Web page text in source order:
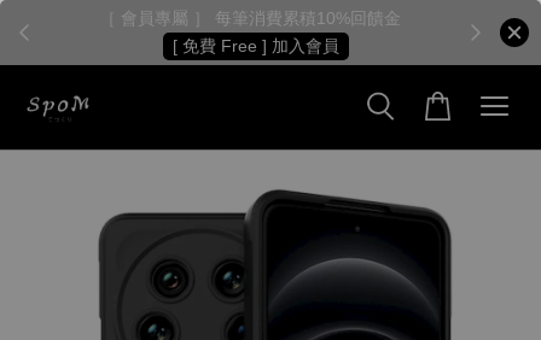
［ 會員專屬 ］ 每筆消費累積10%回饋金
[ 免費 Free ] 加入會員